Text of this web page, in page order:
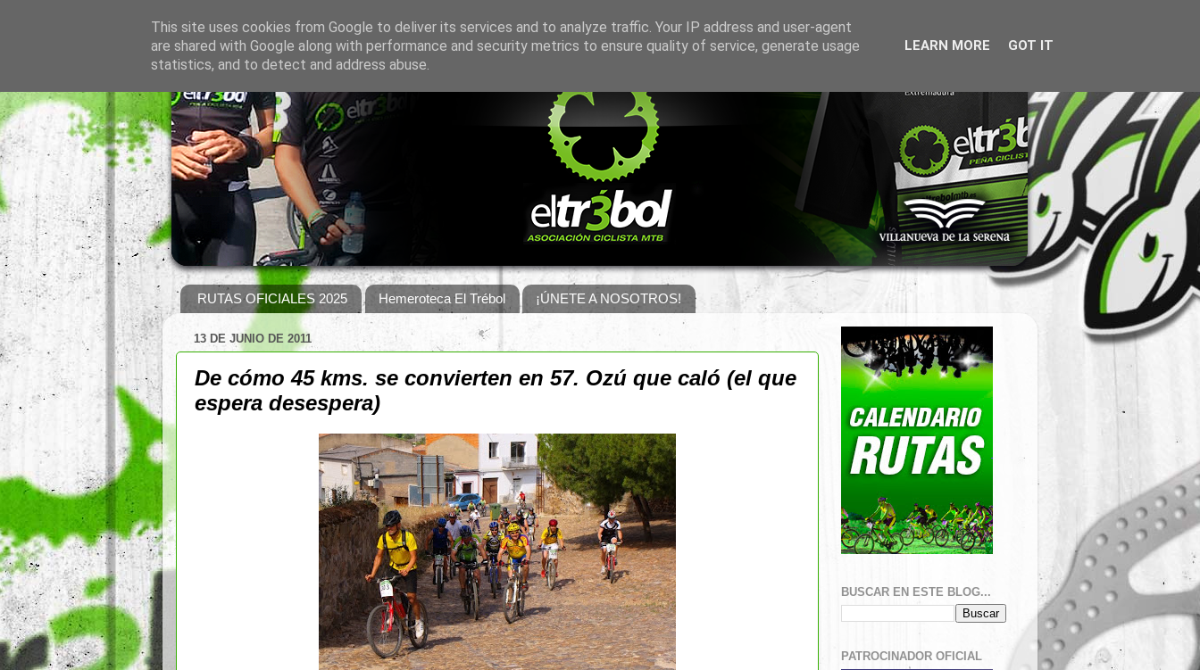
RUTAS OFICIALES 2025 Hemeroteca El Trébol ¡ÚNETE A NOSOTROS!
13 DE JUNIO DE 2011
De cómo 45 kms. se convierten en 57. Ozú que caló (el que
espera desespera)
BUSCAR EN ESTE BLOG...
PATROCINADOR OFICIAL
This site uses cookies from Google to deliver its services and to analyze traffic. Your IP address and user-agent
are shared with Google along with performance and security metrics to ensure quality of service, generate usage
statistics, and to detect and address abuse.
LEARN MORE GOT IT